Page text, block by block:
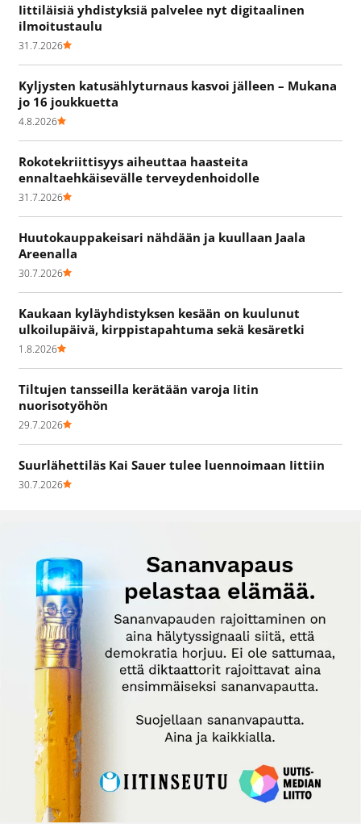
Iittiläisiä yhdistyksiä palvelee nyt digitaalinen
ilmoitustaulu
31.7.2026
Kyljysten katusählyturnaus kasvoi jälleen – Mukana
jo 16 joukkuetta
4.8.2026
Rokotekriittisyys aiheuttaa haasteita
ennaltaehkäisevälle terveydenhoidolle
31.7.2026
Huutokauppakeisari nähdään ja kuullaan Jaala
Areenalla
30.7.2026
Kaukaan kyläyhdistyksen kesään on kuulunut
ulkoilupäivä, kirppistapahtuma sekä kesäretki
1.8.2026
Tiltujen tansseilla kerätään varoja Iitin
nuorisotyöhön
29.7.2026
Suurlähettiläs Kai Sauer tulee luennoimaan Iittiin
30.7.2026